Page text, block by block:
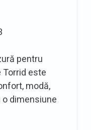
pentru
Torrid este
modă,
o dimensiune